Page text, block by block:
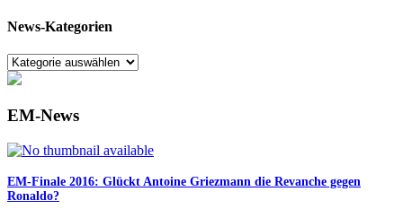
News-Kategorien
EM-News
EM-Finale 2016: Glückt Antoine Griezmann die Revanche gegen
Ronaldo?